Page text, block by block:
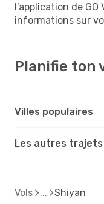
l'application de GO
informations sur
Planifie ton
Villes populaires
Les autres trajets
Vols Shiyan